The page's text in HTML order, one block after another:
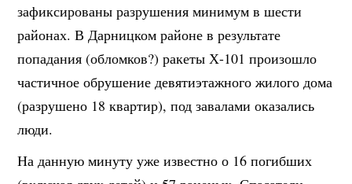
зафиксированы разрушения минимум в шести
районах. В Дарницком районе в результате
попадания (обломков?) ракеты Х-101 произошло
частичное обрушение девятиэтажного жилого дома
(разрушено 18 квартир), под завалами оказались
люди.
На данную минуту уже известно о 16 погибших